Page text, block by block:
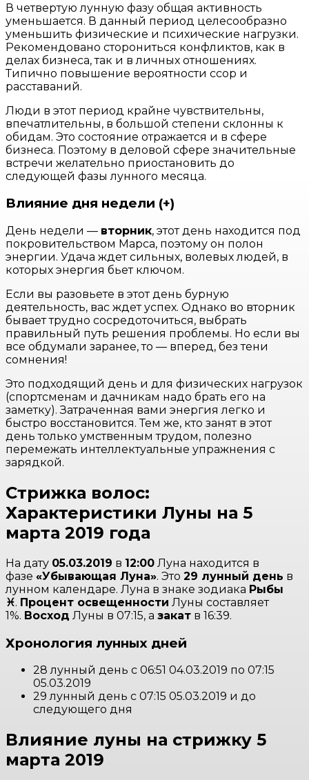
В четвертую лунную фазу общая активность
уменьшается. В данный период целесообразно
уменьшить физические и психические нагрузки.
Рекомендовано сторониться конфликтов, как в
делах бизнеса, так и в личных отношениях.
Типично повышение вероятности ссор и
расставаний.
Люди в этот период крайне чувствительны,
впечатлительны, в большой степени склонны к
обидам. Это состояние отражается и в сфере
бизнеса. Поэтому в деловой сфере значительные
встречи желательно приостановить до
следующей фазы лунного месяца.
Влияние дня недели (+)
День недели — вторник, этот день находится под
покровительством Марса, поэтому он полон
энергии. Удача ждет сильных, волевых людей, в
которых энергия бьет ключом.
Если вы разовьете в этот день бурную
деятельность, вас ждет успех. Однако во вторник
бывает трудно сосредоточиться, выбрать
правильный путь решения проблемы. Но если вы
все обдумали заранее, то — вперед, без тени
сомнения!
Это подходящий день и для физических нагрузок
(спортсменам и дачникам надо брать его на
заметку). Затраченная вами энергия легко и
быстро восстановится. Тем же, кто занят в этот
день только умственным трудом, полезно
перемежать интеллектуальные упражнения с
зарядкой.
Стрижка волос:
Характеристики Луны на 5
марта 2019 года
На дату 05.03.2019 в 12:00 Луна находится в
фазе «Убывающая Луна». Это 29 лунный день в
лунном календаре. Луна в знаке зодиака Рыбы
♓. Процент освещенности Луны составляет
1%. Восход Луны в 07:15, а закат в 16:39.
Хронология лунных дней
28 лунный день c 06:51 04.03.2019 по 07:15
05.03.2019
29 лунный день c 07:15 05.03.2019 и до
следующего дня
Влияние луны на стрижку 5
марта 2019